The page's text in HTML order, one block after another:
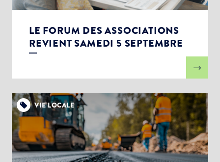
LE FORUM DES ASSOCIATIONS
REVIENT SAMEDI 5 SEPTEMBRE
VIE LOCALE